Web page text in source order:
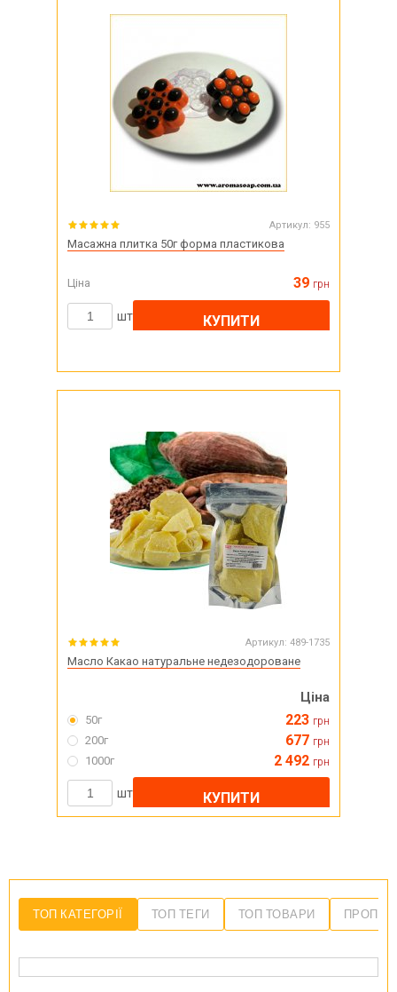
Артикул: 955
Масажна плитка 50г форма пластикова
Ціна 39 грн
шт КУПИТИ
Артикул: 489-1735
Масло Какао натуральне недезодороване
Ціна
50г 223 грн
200г 677 грн
1000г 2 492 грн
шт КУПИТИ
ТОП КАТЕГОРІЇ ТОП ТЕГИ ТОП ТОВАРИ